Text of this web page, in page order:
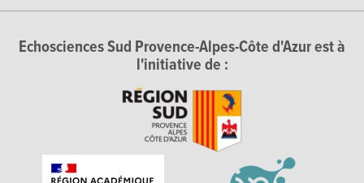
Echosciences Sud Provence-Alpes-Côte d'Azur est à
l'initiative de :